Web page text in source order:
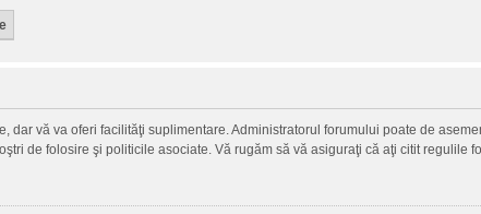
dar vă va oferi facilităţi suplimentare. Administratorul forumului poate de
de folosire şi politicile asociate. Vă rugăm să vă asiguraţi că aţi citit regulile